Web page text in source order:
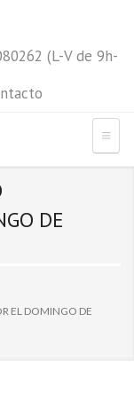
(L-V de 9h-
DE
EL DOMINGO DE